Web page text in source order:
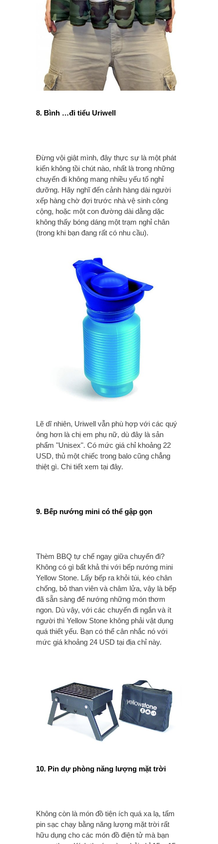
8. Bình …đi tiểu Uriwell
Đừng vội giật mình, đây thực sự là một phát
kiến không tồi chút nào, nhất là trong những
chuyến đi không mang nhiều yếu tố nghỉ
dưỡng. Hãy nghĩ đến cảnh hàng dài người
xếp hàng chờ đợi trước nhà vệ sinh công
cộng, hoặc một con đường dài dằng dặc
không thấy bóng dáng một trạm nghỉ chân
(trong khi bạn đang rất có nhu cầu).
Lẽ dĩ nhiên, Uriwell vẫn phù hợp với các quý
ông hơn là chị em phụ nữ, dù đây là sản
phẩm "Unisex". Có mức giá chỉ khoảng 22
USD, thủ một chiếc trong balo cũng chẳng
thiệt gì. Chi tiết xem tại đây.
9. Bếp nướng mini có thể gập gọn
Thèm BBQ tự chế ngay giữa chuyến đi?
Không có gì bất khả thi với bếp nướng mini
Yellow Stone. Lấy bếp ra khỏi túi, kéo chân
chống, bỏ than viên và châm lửa, vậy là bếp
đã sẵn sàng để nướng những món thơm
ngon. Dù vậy, với các chuyến đi ngắn và ít
người thì Yellow Stone không phải vật dụng
quá thiết yếu. Bạn có thể cân nhắc nó với
mức giá khoảng 24 USD tại địa chỉ này.
10. Pin dự phòng năng lượng mặt trời
Không còn là món đồ tiện ích quá xa lạ, tấm
pin sạc chạy bằng năng lượng mặt trời rất
hữu dụng cho các món đồ điện tử mà bạn